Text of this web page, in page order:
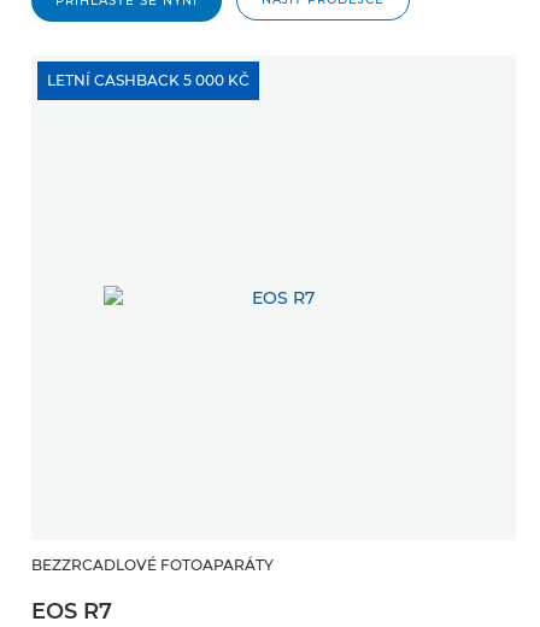
LETNÍ CASHBACK 5 000 KČ
BEZZRCADLOVÉ FOTOAPARÁTY
EOS R7